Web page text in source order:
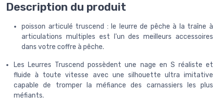
Description du produit
poisson articulé truscend : le leurre de pêche à la traîne à
articulations multiples est l'un des meilleurs accessoires
dans votre coffre à pêche.
Les Leurres Truscend possèdent une nage en S réaliste et
fluide à toute vitesse avec une silhouette ultra imitative
capable de tromper la méfiance des carnassiers les plus
méfiants.